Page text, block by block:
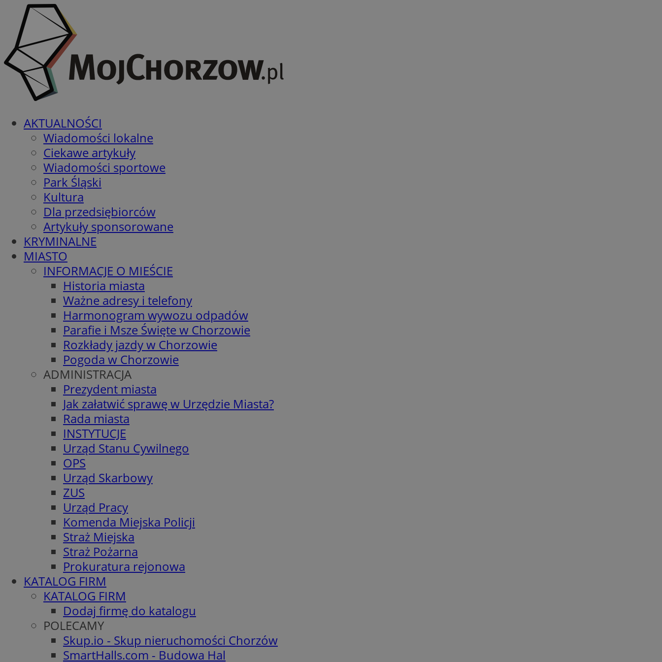
AKTUALNOŚCI
Wiadomości lokalne
Ciekawe artykuły
Wiadomości sportowe
Park Śląski
Kultura
Dla przedsiębiorców
Artykuły sponsorowane
KRYMINALNE
MIASTO
INFORMACJE O MIEŚCIE
Historia miasta
Ważne adresy i telefony
Harmonogram wywozu odpadów
Parafie i Msze Święte w Chorzowie
Rozkłady jazdy w Chorzowie
Pogoda w Chorzowie
ADMINISTRACJA
Prezydent miasta
Jak załatwić sprawę w Urzędzie Miasta?
Rada miasta
INSTYTUCJE
Urząd Stanu Cywilnego
OPS
Urząd Skarbowy
ZUS
Urząd Pracy
Komenda Miejska Policji
Straż Miejska
Straż Pożarna
Prokuratura rejonowa
KATALOG FIRM
KATALOG FIRM
Dodaj firmę do katalogu
POLECAMY
Skup.io - Skup nieruchomości Chorzów
SmartHalls.com - Budowa Hal